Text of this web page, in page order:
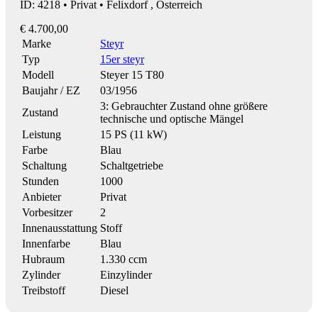
ID: 4218 • Privat • Felixdorf , Österreich
€ 4.700,00
Marke
Steyr
Typ
15er steyr
Modell
Steyer 15 T80
Baujahr / EZ
03/1956
Zustand
3: Gebrauchter Zustand ohne größere
technische und optische Mängel
Leistung
15 PS (11 kW)
Farbe
Blau
Schaltung
Schaltgetriebe
Stunden
1000
Anbieter
Privat
Vorbesitzer
2
Innenausstattung Stoff
Innenfarbe
Blau
Hubraum
1.330 ccm
Zylinder
Einzylinder
Treibstoff
Diesel